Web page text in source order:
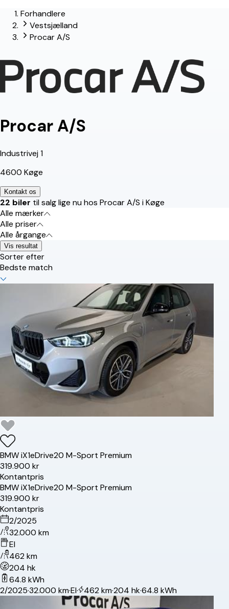
lead-forhandler
Forhandlere
Vestsjælland
Procar A/S
Procar A/S
Industrivej 1
4600 Køge
Kontakt os
22 biler til salg lige nu hos Procar A/S i Køge
Alle mærker
Alle priser
Alle årgange
Vis resultat
Sorter efter
Bedste match
BMWiX1eDrive20 M-Sport Premium
319.900 kr
Kontantpris
BMWiX1eDrive20 M-Sport Premium
319.900 kr
Kontantpris
2/2025
32.000 km
El
462 km
204 hk
64.8 kWh
2/2025·32.000 km·El· 462 km·204 hk·64.8 kWh